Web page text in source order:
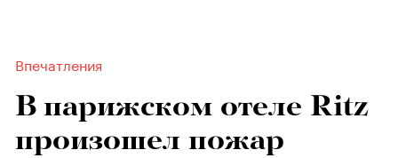
Впечатления
В парижском отеле Ritz
произошел пожар